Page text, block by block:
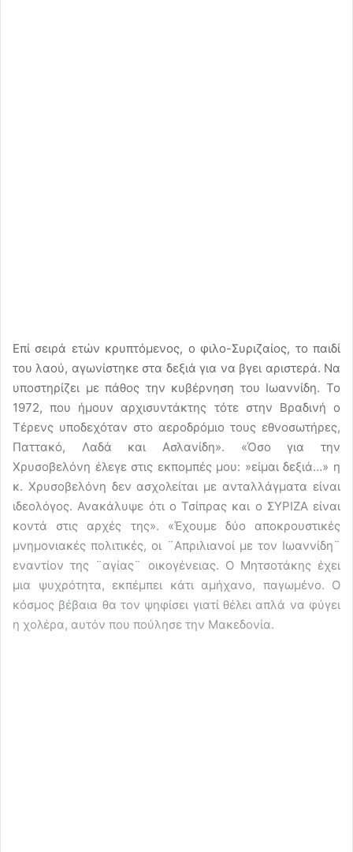
Επί σειρά ετών κρυπτόμενος, ο φιλο-Συριζαίος, το παιδί
του λαού, αγωνίστηκε στα δεξιά για να βγει αριστερά. Να
υποστηρίζει με πάθος την κυβέρνηση του Ιωαννίδη. Το
1972, που ήμουν αρχισυντάκτης τότε στην Βραδινή ο
Τέρενς υποδεχόταν στο αεροδρόμιο τους εθνοσωτήρες,
Παττακό, Λαδά και Ασλανίδη». «Όσο για την
Χρυσοβελόνη έλεγε στις εκπομπές μου: »είμαι δεξιά…» η
κ. Χρυσοβελόνη δεν ασχολείται με ανταλλάγματα είναι
ιδεολόγος. Ανακάλυψε ότι ο Τσίπρας και ο ΣΥΡΙΖΑ είναι
κοντά στις αρχές της». «Έχουμε δύο αποκρουστικές
μνημονιακές πολιτικές, οι ¨Απριλιανοί με τον Ιωαννίδη¨
εναντίον της ¨αγίας¨ οικογένειας. Ο Μητσοτάκης έχει
μια ψυχρότητα, εκπέμπει κάτι αμήχανο, παγωμένο. Ο
κόσμος βέβαια θα τον ψηφίσει γιατί θέλει απλά να φύγει
η χολέρα, αυτόν που πούλησε την Μακεδονία.